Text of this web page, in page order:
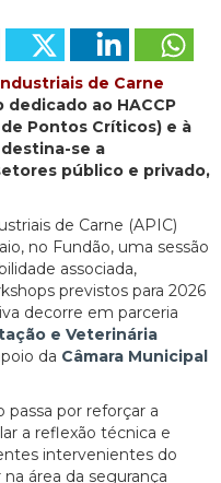
de Carne
ao HACCP
Pontos Críticos) e à
se a
público e privado,
de Carne (APIC)
no Fundão, uma sessão
associada,
previstos para 2026
decorre em parceria
e Veterinária
da Câmara Municipal
por reforçar a
a reflexão técnica e
intervenientes do
área da segurança